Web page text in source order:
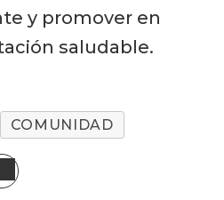
y promover en
saludable.
COMUNIDAD